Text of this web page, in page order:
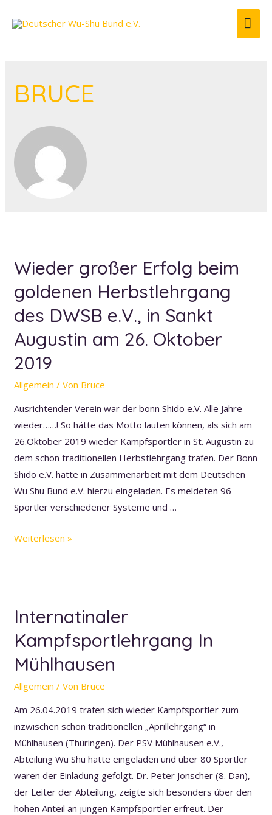
BRUCE
Wieder großer Erfolg beim
goldenen Herbstlehrgang
des DWSB e.V., in Sankt
Augustin am 26. Oktober
2019
Allgemein / Von Bruce
Ausrichtender Verein war der bonn Shido e.V. Alle Jahre
wieder……! So hätte das Motto lauten können, als sich am
26.Oktober 2019 wieder Kampfsportler in St. Augustin zu
dem schon traditionellen Herbstlehrgang trafen. Der Bonn
Shido e.V. hatte in Zusammenarbeit mit dem Deutschen
Wu Shu Bund e.V. hierzu eingeladen. Es meldeten 96
Sportler verschiedener Systeme und …
Wieder
Herbstlehrgang
des
e.V.,
in
Oktober
Weiterlesen »
Internatinaler
Kampfsportlehrgang In
Mühlhausen
Allgemein / Von Bruce
Am 26.04.2019 trafen sich wieder Kampfsportler zum
inzwischen schon traditionellen „Aprillehrgang“ in
Mühlhausen (Thüringen). Der PSV Mühlhausen e.V.,
Abteilung Wu Shu hatte eingeladen und über 80 Sportler
waren der Einladung gefolgt. Dr. Peter Jonscher (8. Dan),
der Leiter der Abteilung, zeigte sich besonders über den
hohen Anteil an jungen Kampfsportler erfreut. Der